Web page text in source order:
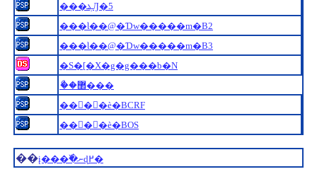
���ܔԒ�5
���Ɩ��@�Ɗw�����m�B2
���Ɩ��@�Ɗw�����m�B3
�S�[�X�g�g���b�N
�ޯ�޲���
���߽�߰è�BCRF
���߽�߰è�BOS
�� į���߰�ނɖ߂�